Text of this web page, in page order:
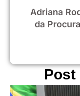
Adriana
da
Post